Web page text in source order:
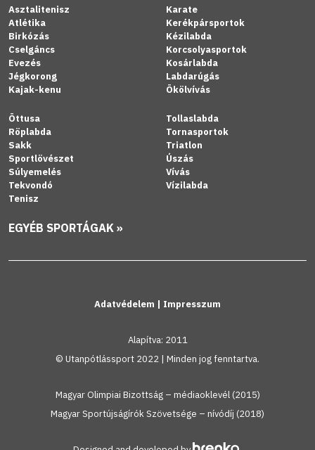
Asztalitenisz
Atlétika
Birkózás
Cselgáncs
Evezés
Jégkorong
Kajak-kenu
Karate
Kerékpársportok
Kézilabda
Korcsolyasportok
Kosárlabda
Labdarúgás
Ökölvívás
Öttusa
Röplabda
Sakk
Sportlövészet
Súlyemelés
Tekvondó
Tenisz
Tollaslabda
Tornasportok
Triatlon
Úszás
Vívás
Vízilabda
EGYÉB SPORTÁGAK »
Adatvédelem | Impresszum
Alapítva: 2011
© Utanpótlássport 2022 | Minden jog fenntartva.
Magyar Olimpiai Bizottság – médiaoklevél (2015)
Magyar Sportújságírók Szövetsége – nívódíj (2018)